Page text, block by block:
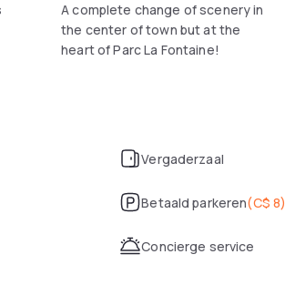
A complete change of scenery in
the center of town but at the
heart of Parc La Fontaine!
Vergaderzaal
Betaald parkeren(C$ 8)
Concierge service